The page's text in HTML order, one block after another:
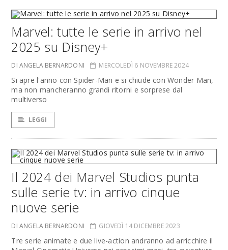
Marvel: tutte le serie in arrivo nel
2025 su Disney+
DI ANGELA BERNARDONI MERCOLEDÌ 6 NOVEMBRE 2024
Si apre l'anno con Spider-Man e si chiude con Wonder Man,
ma non mancheranno grandi ritorni e sorprese dal
multiverso
LEGGI
Il 2024 dei Marvel Studios punta
sulle serie tv: in arrivo cinque
nuove serie
DI ANGELA BERNARDONI GIOVEDÌ 14 DICEMBRE 2023
Tre serie animate e due live-action andranno ad arricchire il